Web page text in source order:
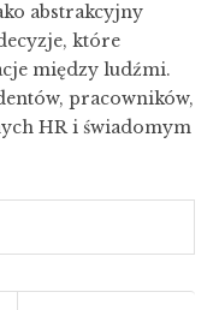
abstrakcyjny
które
między ludźmi.
pracowników,
HR i świadomym